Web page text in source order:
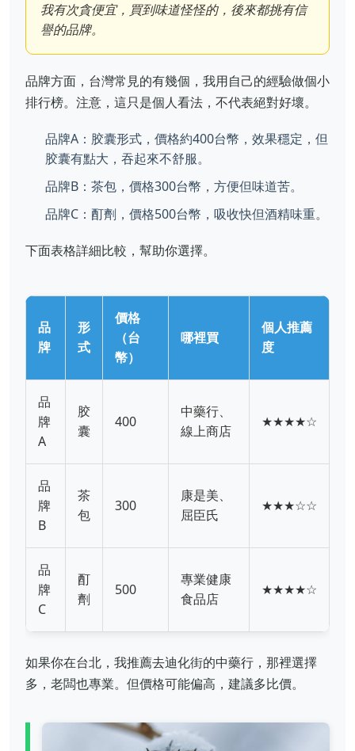
我有次貪便宜，買到味道怪怪的，後來都挑有信
譽的品牌。
品牌方面，台灣常見的有幾個，我用自己的經驗做個小
排行榜。注意，這只是個人看法，不代表絕對好壞。
品牌A：胶囊形式，價格約400台幣，效果穩定，但
胶囊有點大，吞起來不舒服。
品牌B：茶包，價格300台幣，方便但味道苦。
品牌C：酊劑，價格500台幣，吸收快但酒精味重。
下面表格詳細比較，幫助你選擇。
品
牌
形
式
價格
（台
幣）
哪裡買
個人推薦
度
品
牌
A
胶
囊
400
中藥行、
線上商店
★★★★☆
品
牌
B
茶
包
300
康是美、
屈臣氏
★★★☆☆
品
牌
C
酊
劑
500
專業健康
食品店
★★★★☆
如果你在台北，我推薦去迪化街的中藥行，那裡選擇
多，老闆也專業。但價格可能偏高，建議多比價。